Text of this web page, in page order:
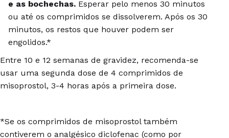
e as bochechas. Esperar pelo menos 30 minutos
ou até os comprimidos se dissolverem. Após os 30
minutos, os restos que houver podem ser
engolidos.*
Entre 10 e 12 semanas de gravidez, recomenda-se
usar uma segunda dose de 4 comprimidos de
misoprostol, 3-4 horas após a primeira dose.
*Se os comprimidos de misoprostol também
contiverem o analgésico diclofenac (como por